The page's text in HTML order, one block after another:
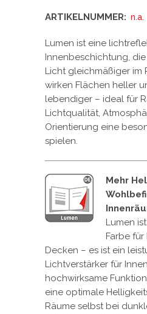
ARTIKELNUMMER: n.a.
Lumen ist eine
Innenbeschichtung,
Licht gleichmäßiger im
wirken Flächen heller
lebendiger – ideal für
Lichtqualität,
Orientierung eine
spielen.
Mehr
Lumen
Farbe
Decken – es ist ein
Lichtverstärker für
hochwirksame
eine optimale
Räume selbst bei